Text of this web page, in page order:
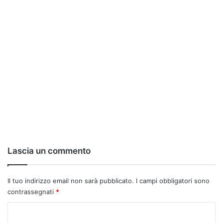
Lascia un commento
Il tuo indirizzo email non sarà pubblicato. I campi obbligatori sono
contrassegnati *